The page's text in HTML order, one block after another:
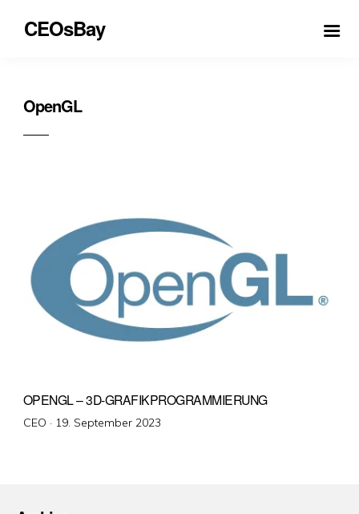
CEOsBay
OpenGL
OPENGL – 3D-GRAFIKPROGRAMMIERUNG
CEO · Veröffentlicht
19. September 2023